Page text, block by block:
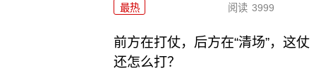
最热 阅读 3999
前方在打仗，后方在“清场”，这仗
还怎么打？